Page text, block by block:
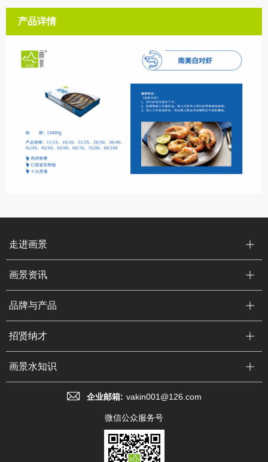
产品详情
走进画景
画景资讯
品牌与产品
招贤纳才
画景水知识
企业邮箱: vakin001@126.com
微信公众服务号